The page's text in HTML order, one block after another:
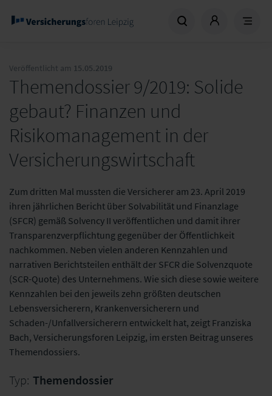
Veröffentlicht am 15.05.2019
Themendossier 9/2019: Solide
gebaut? Finanzen und
Risikomanagement in der
Versicherungswirtschaft
Zum dritten Mal mussten die Versicherer am 23. April 2019
ihren jährlichen Bericht über Solvabilität und Finanzlage
(SFCR) gemäß Solvency II veröffentlichen und damit ihrer
Transparenzverpflichtung gegenüber der Öffentlichkeit
nachkommen. Neben vielen anderen Kennzahlen und
narrativen Berichtsteilen enthält der SFCR die Solvenzquote
(SCR-Quote) des Unternehmens. Wie sich diese sowie weitere
Kennzahlen bei den jeweils zehn größten deutschen
Lebensversicherern, Krankenversicherern und
Schaden-/Unfallversicherern entwickelt hat, zeigt Franziska
Bach, Versicherungsforen Leipzig, im ersten Beitrag unseres
Themendossiers.
Typ: Themendossier